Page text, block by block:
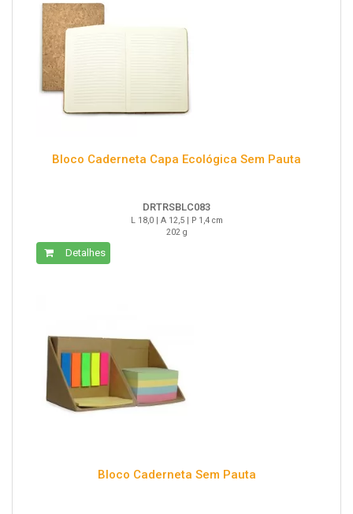
Bloco Caderneta Capa Ecológica Sem Pauta
DRTRSBLC083
L 18,0 | A 12,5 | P 1,4 cm
202 g
Detalhes
Bloco Caderneta Sem Pauta